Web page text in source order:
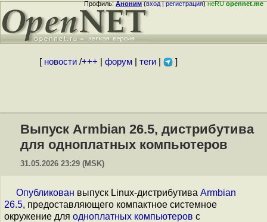
Профиль:Аноним(вход|регистрация)неRUopennet.me
[ новости/+++ форум| теги| ]
Выпуск Armbian 26.5, дистрибутива
для одноплатных компьютеров
31.05.2026 23:29 (MSK)
Опубликован выпуск Linux-дистрибутива Armbian
26.5, предоставляющего компактное системное
окружение для одноплатных компьютеров с